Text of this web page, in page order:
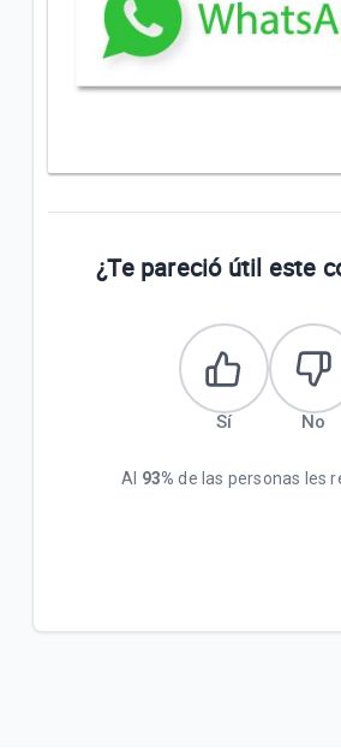
¿Te pareció útil este
Sí No
Al 93% de las personas les